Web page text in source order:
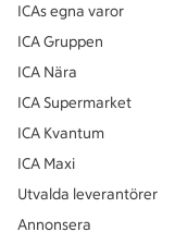
ICAs egna varor
ICA Gruppen
ICA Nära
ICA Supermarket
ICA Kvantum
ICA Maxi
Utvalda leverantörer
Annonsera